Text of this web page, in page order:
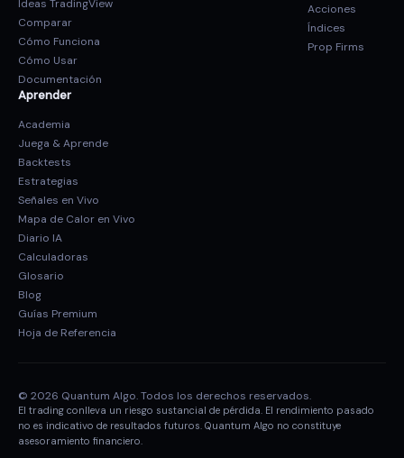
Ideas TradingView
Comparar
Cómo Funciona
Cómo Usar
Documentación
Aprender
Academia
Juega & Aprende
Backtests
Estrategias
Señales en Vivo
Mapa de Calor en Vivo
Diario IA
Calculadoras
Glosario
Blog
Guías Premium
Hoja de Referencia
Acciones
Índices
Prop Firms
© 2026 Quantum Algo. Todos los derechos reservados.
El trading conlleva un riesgo sustancial de pérdida. El rendimiento pasado
no es indicativo de resultados futuros. Quantum Algo no constituye
asesoramiento financiero.